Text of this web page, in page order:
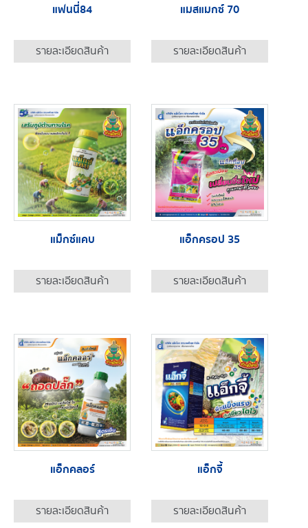
แฟนนี่84
รายละเอียดสินค้า
แมสแมกซ์ 70
รายละเอียดสินค้า
แม็กซ์แคบ
รายละเอียดสินค้า
แอ็กครอป 35
รายละเอียดสินค้า
แอ็กคลอร์
รายละเอียดสินค้า
แอ็กจี้
รายละเอียดสินค้า